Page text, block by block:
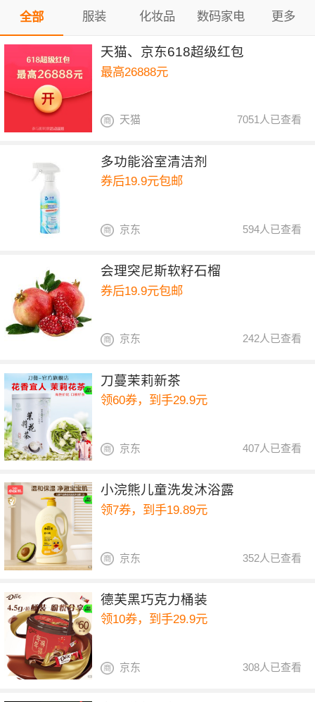
全部 服装 化妆品 数码家电 更多
天猫、京东618超级红包
最高26888元
7051人已查看
天猫
多功能浴室清洁剂
券后19.9元包邮
594人已查看
京东
会理突尼斯软籽石榴
券后19.9元包邮
242人已查看
京东
刀蔓茉莉新茶
领60券，到手29.9元
407人已查看
京东
小浣熊儿童洗发沐浴露
领7券，到手19.89元
352人已查看
京东
德芙黑巧克力桶装
领10券，到手29.9元
308人已查看
京东